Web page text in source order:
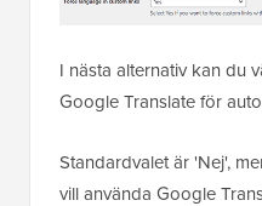
I nästa alternativ kan du
Google Translate för
Standardvalet är 'Nej',
vill använda Google